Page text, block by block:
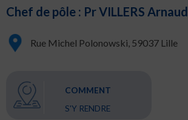
Chef de pôle : Pr VILLERS Arnaud
Rue Michel Polonowski, 59037 Lille
COMMENT
S'Y RENDRE